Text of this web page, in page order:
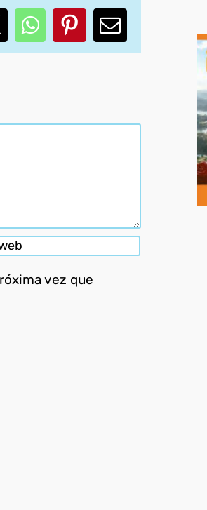
WhatsApp
PinterestCorreo
electrónico
vez que